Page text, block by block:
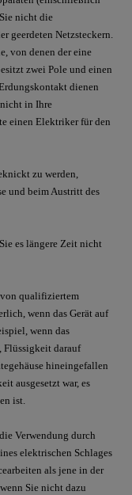
nicht die
geerdeten Netzsteckern.
von denen der eine
zwei Pole und einen
dienen
in Ihre
einen Elektriker für den
zu werden,
und beim Austritt des
es längere Zeit nicht
qualifiziertem
wenn das Gerät auf
wenn das
Flüssigkeit darauf
hineingefallen
ausgesetzt war, es
ist.
Verwendung durch
elektrischen Schlages
als jene in der
Sie nicht dazu